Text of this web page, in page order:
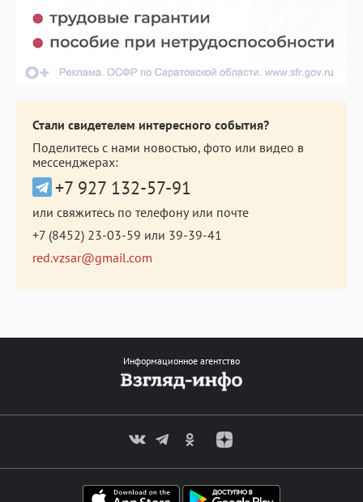
Стали свидетелем интересного события?
Поделитесь с нами новостью, фото или видео в
мессенджерах:
+7 927 132-57-91
или свяжитесь по телефону или почте
+7 (8452) 23-03-59 или 39-39-41
red.vzsar@gmail.com
Информационное агентство